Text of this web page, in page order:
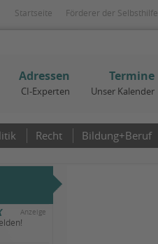
Startseite Förderer der Selbsthilfe
Adressen
CI-Experten
Termine
Unser Kalender
Recht Bildung+Beruf
Anzeige